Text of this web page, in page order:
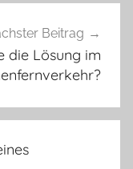
Beitrag
die Lösung im